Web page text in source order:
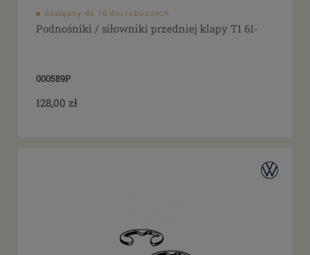
dostępny do 10 dni roboczych
Podnośniki / siłowniki przedniej klapy T1 61-
000589P
128,00 zł